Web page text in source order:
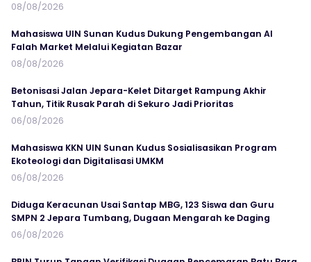
08/08/2026
Mahasiswa UIN Sunan Kudus Dukung Pengembangan Al
Falah Market Melalui Kegiatan Bazar
08/08/2026
Betonisasi Jalan Jepara-Kelet Ditarget Rampung Akhir
Tahun, Titik Rusak Parah di Sekuro Jadi Prioritas
06/08/2026
Mahasiswa KKN UIN Sunan Kudus Sosialisasikan Program
Ekoteologi dan Digitalisasi UMKM
06/08/2026
Diduga Keracunan Usai Santap MBG, 123 Siswa dan Guru
SMPN 2 Jepara Tumbang, Dugaan Mengarah ke Daging
06/08/2026